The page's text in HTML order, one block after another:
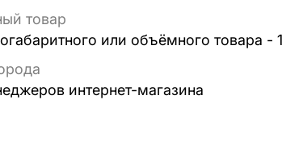
товар
или объёмного товара -
интернет-магазина